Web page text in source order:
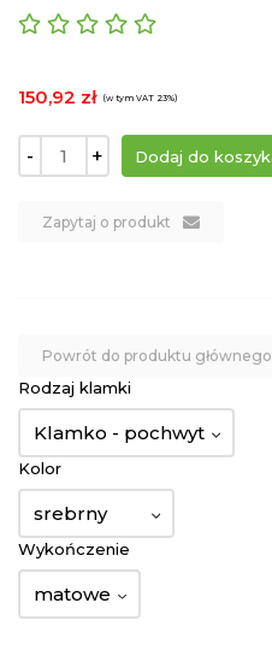
150,92 zł (w tym VAT 23%)
- +
Zapytaj o produkt
Powrót do produktu głównego
Rodzaj klamki
Klamko - pochwyt
Kolor
srebrny
Wykończenie
matowe